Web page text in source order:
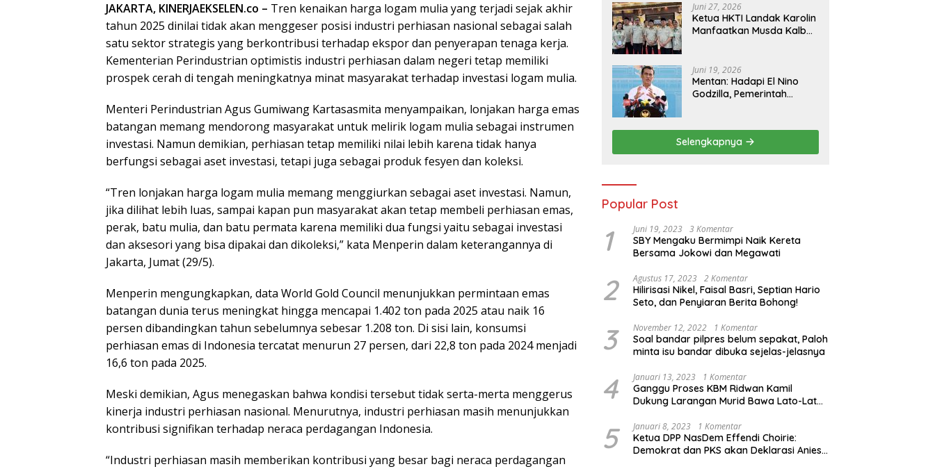
JAKARTA, KINERJAEKSELEN.co – Tren kenaikan harga logam mulia yang terjadi sejak akhir
tahun 2025 dinilai tidak akan menggeser posisi industri perhiasan nasional sebagai salah
satu sektor strategis yang berkontribusi terhadap ekspor dan penyerapan tenaga kerja.
Kementerian Perindustrian optimistis industri perhiasan dalam negeri tetap memiliki
prospek cerah di tengah meningkatnya minat masyarakat terhadap investasi logam mulia.
Menteri Perindustrian Agus Gumiwang Kartasasmita menyampaikan, lonjakan harga emas
batangan memang mendorong masyarakat untuk melirik logam mulia sebagai instrumen
investasi. Namun demikian, perhiasan tetap memiliki nilai lebih karena tidak hanya
berfungsi sebagai aset investasi, tetapi juga sebagai produk fesyen dan koleksi.
“Tren lonjakan harga logam mulia memang menggiurkan sebagai aset investasi. Namun,
jika dilihat lebih luas, sampai kapan pun masyarakat akan tetap membeli perhiasan emas,
perak, batu mulia, dan batu permata karena memiliki dua fungsi yaitu sebagai investasi
dan aksesori yang bisa dipakai dan dikoleksi,” kata Menperin dalam keterangannya di
Jakarta, Jumat (29/5).
Menperin mengungkapkan, data World Gold Council menunjukkan permintaan emas
batangan dunia terus meningkat hingga mencapai 1.402 ton pada 2025 atau naik 16
persen dibandingkan tahun sebelumnya sebesar 1.208 ton. Di sisi lain, konsumsi
perhiasan emas di Indonesia tercatat menurun 27 persen, dari 22,8 ton pada 2024 menjadi
16,6 ton pada 2025.
Meski demikian, Agus menegaskan bahwa kondisi tersebut tidak serta-merta menggerus
kinerja industri perhiasan nasional. Menurutnya, industri perhiasan masih menunjukkan
kontribusi signifikan terhadap neraca perdagangan Indonesia.
“Industri perhiasan masih memberikan kontribusi yang besar bagi neraca perdagangan
Juni 27, 2026
Ketua HKTI Landak Karolin
Manfaatkan Musda Kalbar
Juni 19, 2026
Mentan: Hadapi El Nino
Godzilla, Pemerintah
Infrastruktur Pertanian
Nasional
Selengkapnya
Popular Post
1 Juni 19, 2023 3 Komentar
SBY Mengaku Bermimpi Naik Kereta
Bersama Jokowi dan Megawati
2 Agustus 17, 2023 2 Komentar
Hilirisasi Nikel, Faisal Basri, Septian Hario
Seto, dan Penyiaran Berita Bohong!
3 November 12, 2022 1 Komentar
Soal bandar pilpres belum sepakat, Paloh
minta isu bandar dibuka sejelas-jelasnya
4 Januari 13, 2023 1 Komentar
Ganggu Proses KBM Ridwan Kamil
Dukung Larangan Murid Bawa Lato-Lato
5 Januari 8, 2023 1 Komentar
Ketua DPP NasDem Effendi Choirie:
Demokrat dan PKS akan Deklarasi Anies